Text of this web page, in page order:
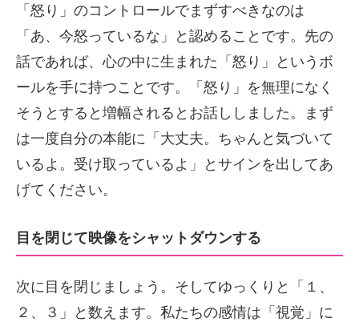
「怒り」のコントロールでまずすべきなのは
「あ、今怒っているな」と認めることです。先の
話であれば、心の中に生まれた「怒り」というボ
ールを手に持つことです。「怒り」を無理になく
そうとすると増幅されるとお話ししました。まず
は一度自分の本能に「大丈夫。ちゃんと気づいて
いるよ。受け取っているよ」とサインを出してあ
げてください。
目を閉じて映像をシャットダウンする
次に目を閉じましょう。そしてゆっくりと「１、
２、３」と数えます。私たちの感情は「視覚」に